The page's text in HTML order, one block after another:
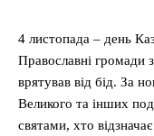
4 листопада – день
Православні громади
врятував від бід. За
Великого та інших
святами, хто